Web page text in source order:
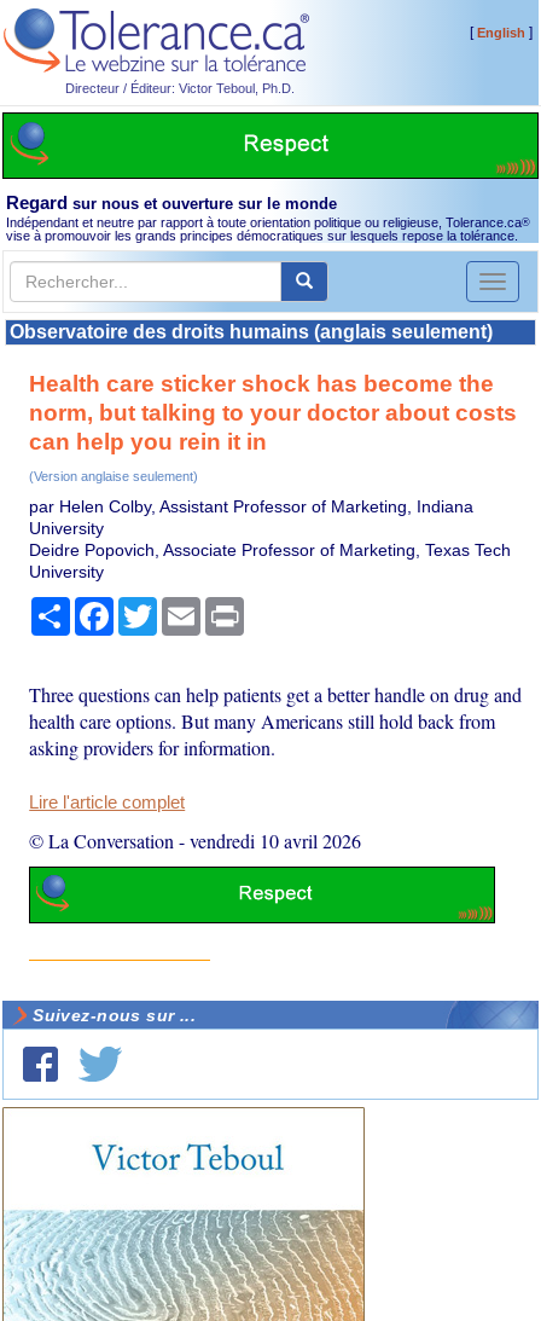
Directeur / Éditeur: Victor Teboul, Ph.D.
[English ]
Regard sur nous et ouverture sur le monde
Indépendant et neutre par rapport à toute orientation politique ou religieuse, Tolerance.ca®
vise à promouvoir les grands principes démocratiques sur lesquels repose la tolérance.
Toggle
Observatoire des droits humains (anglais seulement)
Health care sticker shock has become the
norm, but talking to your doctor about costs
can help you rein it in
(Version anglaise seulement)
par Helen Colby, Assistant Professor of Marketing, Indiana
University
Deidre Popovich, Associate Professor of Marketing, Texas Tech
University
PartagerFacebook
TwitterEmail
Three questions can help patients get a better handle on drug and
health care options. But many Americans still hold back from
asking providers for information.
Lire l'article complet
© La Conversation -vendredi 10 avril 2026
Suivez-nous sur ...